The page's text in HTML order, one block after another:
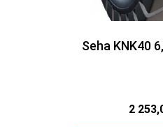
Seha KNK40
2